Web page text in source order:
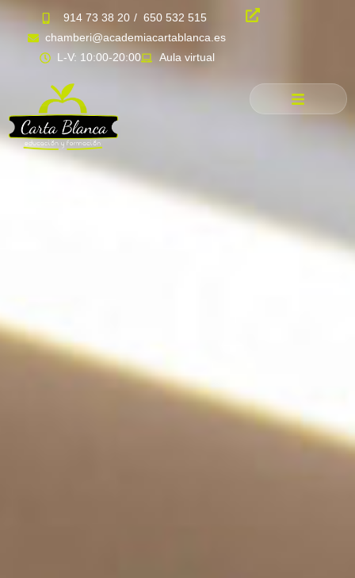
914 73 38 20 / 650 532 515
chamberi@academiacartablanca.es
L-V: 10:00-20:00
Aula virtual